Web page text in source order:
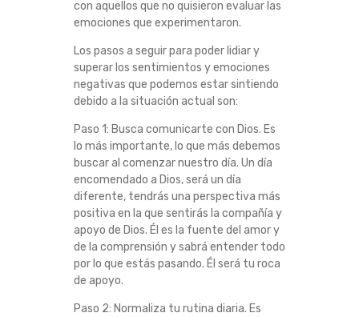
con aquellos que no quisieron evaluar las
emociones que experimentaron.
Los pasos a seguir para poder lidiar y
superar los sentimientos y emociones
negativas que podemos estar sintiendo
debido a la situación actual son:
Paso 1: Busca comunicarte con Dios. Es
lo más importante, lo que más debemos
buscar al comenzar nuestro día. Un día
encomendado a Dios, será un día
diferente, tendrás una perspectiva más
positiva en la que sentirás la compañía y
apoyo de Dios. Él es la fuente del amor y
de la comprensión y sabrá entender todo
por lo que estás pasando. Él será tu roca
de apoyo.
Paso 2: Normaliza tu rutina diaria. Es